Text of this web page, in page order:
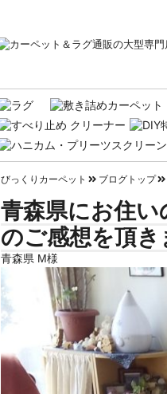
びっくりカーペット ブログトップ
青森県にお住い
のご感想を頂き
青森県 M様